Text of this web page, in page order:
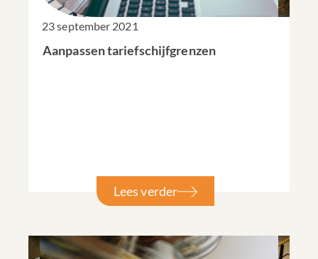
23 september 2021
Aanpassen tariefschijfgrenzen
Lees verder